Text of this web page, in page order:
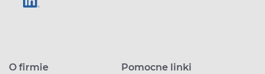
O firmie Pomocne linki